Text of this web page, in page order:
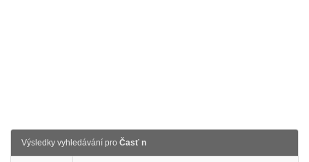
Výsledky vyhledávání pro Časť n